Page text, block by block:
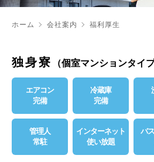
ホーム 会社案内 福利厚生
独身寮 （個室マンションタイプ
エアコン
完備
冷蔵庫
完備
管理人
常駐
インターネット
使い放題
バ